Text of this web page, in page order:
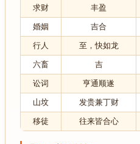
求财 丰盈
婚姻 吉合
行人 至，快如龙
六畜 吉
讼词 亨通顺遂
山坟 发贵兼丁财
移徒 往来皆合心